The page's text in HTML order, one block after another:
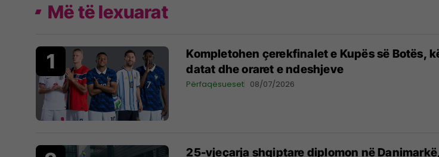
Më të lexuarat
Kompletohen çerekfinalet e Kupës së Botës,
datat dhe oraret e ndeshjeve
Përfaqësueset 08/07/2026
25-vjeçarja shqiptare diplomon në